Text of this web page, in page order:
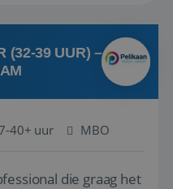
(32-39 UUR) –
40+ uur MBO
die graag het